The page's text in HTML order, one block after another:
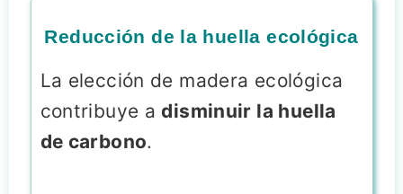
Reducción de la huella ecológica
La elección de madera ecológica
contribuye adisminuir la huella
de carbono.